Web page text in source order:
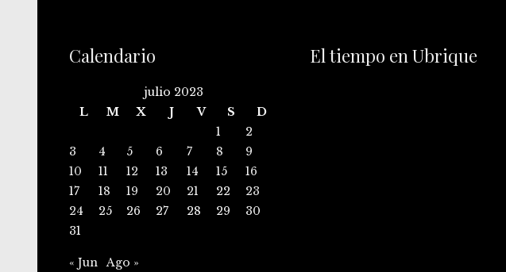
Calendario
julio 2023
L
M X J V S
D
1
2
3
4 5 6 7 8
9
10
11 12 13 14 15
16
17
18 19 20 21 22
23
24
25 26 27 28 29
30
31
« Jun Ago »
El tiempo en Ubrique